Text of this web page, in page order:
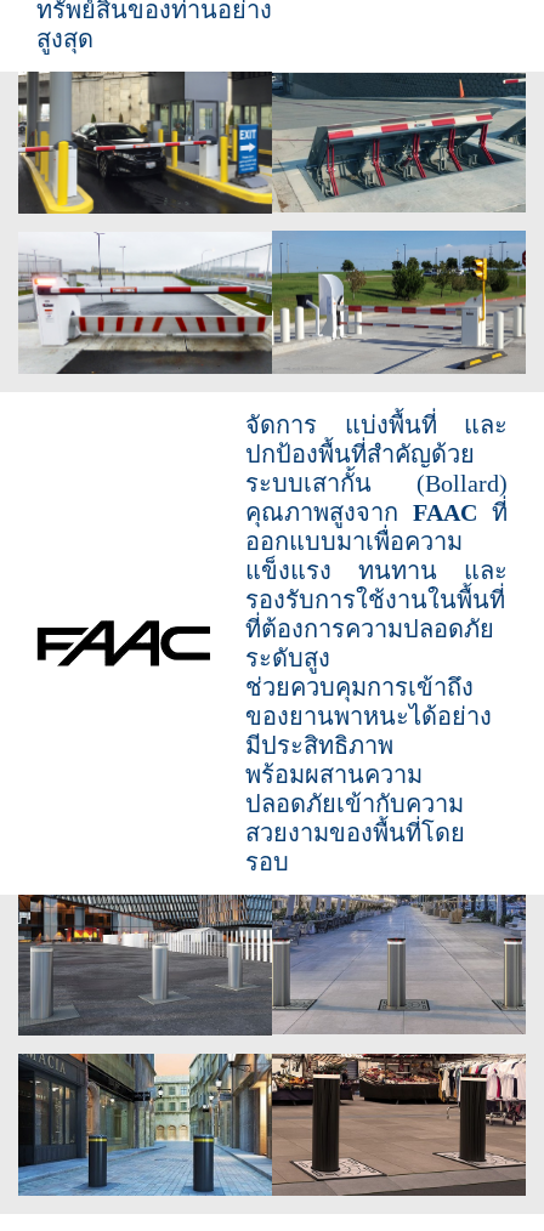
ทรัพย์สินของท่านอย่าง
สูงสุด
จัดการ แบ่งพื้นที่ และ
ปกป้องพื้นที่สำคัญด้วย
ระบบเสากั้น (Bollard)
คุณภาพสูงจากFAAC ที่
ออกแบบมาเพื่อความ
แข็งแรง ทนทาน และ
รองรับการใช้งานในพื้นที่
ที่ต้องการความปลอดภัย
ระดับสูง
ช่วยควบคุมการเข้าถึง
ของยานพาหนะได้อย่าง
มีประสิทธิภาพ
พร้อมผสานความ
ปลอดภัยเข้ากับความ
สวยงามของพื้นที่โดย
รอบ